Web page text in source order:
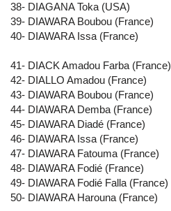
38- DIAGANA Toka (USA)
39- DIAWARA Boubou (France)
40- DIAWARA Issa (France)
41- DIACK Amadou Farba (France)
42- DIALLO Amadou (France)
43- DIAWARA Boubou (France)
44- DIAWARA Demba (France)
45- DIAWARA Diadé (France)
46- DIAWARA Issa (France)
47- DIAWARA Fatouma (France)
48- DIAWARA Fodié (France)
49- DIAWARA Fodié Falla (France)
50- DIAWARA Harouna (France)